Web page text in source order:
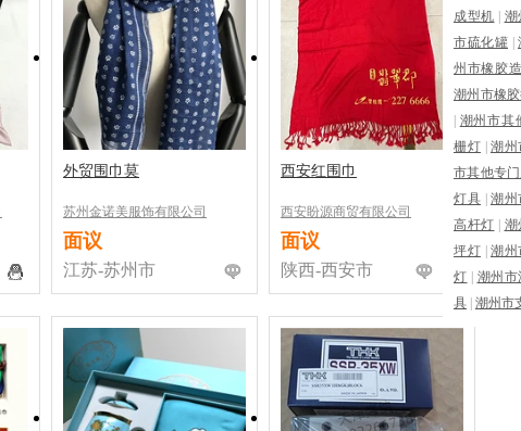
外贸围巾莫
苏州金诺美服饰有限公司
面议
江苏-苏州市
西安红围巾
西安盼源商贸有限公司
面议
陕西-西安市
成型机
潮
市硫化罐
州市橡胶
潮州市橡
潮州市其
栅灯
潮州
市其他专
灯具
潮州
高杆灯
潮
坪灯
潮州
灯
潮州市
具 潮州市